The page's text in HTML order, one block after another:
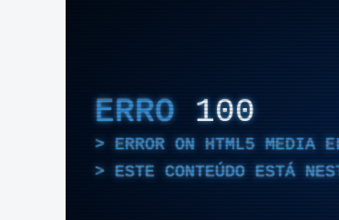
ERRO 100
ERROR ON HTML5 MEDIA
ESTE CONTEÚDO ESTÁ